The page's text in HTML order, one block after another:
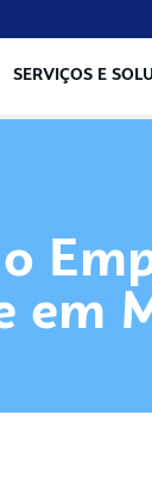
SERVIÇOS E
em